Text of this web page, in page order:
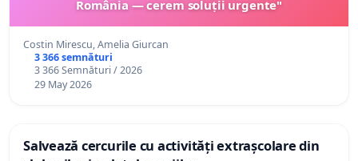
România — cerem soluții urgente"
Costin Mirescu, Amelia Giurcan
3 366 semnături
3 366 Semnături / 2026
29 May 2026
Salvează cercurile cu activități extrașcolare din